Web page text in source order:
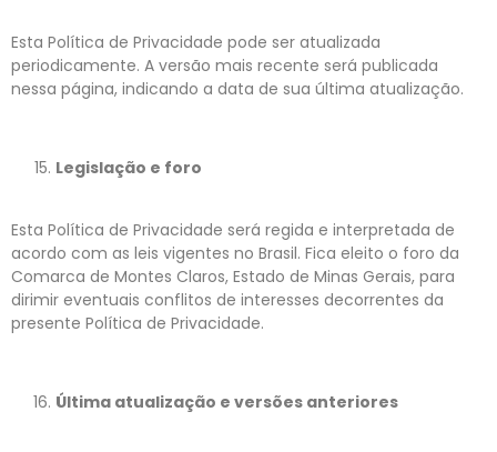
Esta Política de Privacidade pode ser atualizada
periodicamente. A versão mais recente será publicada
nessa página, indicando a data de sua última atualização.
Legislação e foro
Esta Política de Privacidade será regida e interpretada de
acordo com as leis vigentes no Brasil. Fica eleito o foro da
Comarca de Montes Claros, Estado de Minas Gerais, para
dirimir eventuais conflitos de interesses decorrentes da
presente Política de Privacidade.
Última atualização e versões anteriores